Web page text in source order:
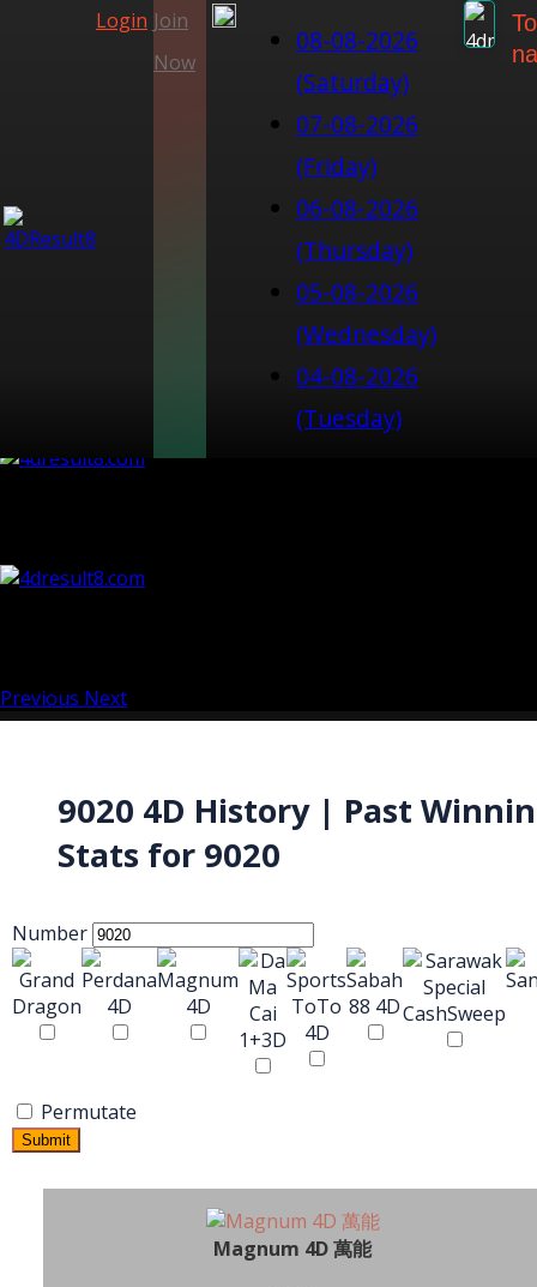
Login Join
Now
08-08-2026
(Saturday)
07-08-2026
(Friday)
06-08-2026
(Thursday)
05-08-2026
(Wednesday)
04-08-2026
(Tuesday)
Previous Next
9020 4D History | Past
Stats for 9020
Number
Permutate
Submit
Magnum 4D 萬能